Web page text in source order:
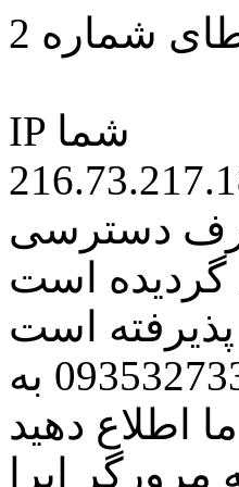
شماره 2
IP شما
دسترسی
است
است
مراتب این مسئله را از طریق شماره تلفن 09353273300 به
ما اطلاع دهید
اپرا